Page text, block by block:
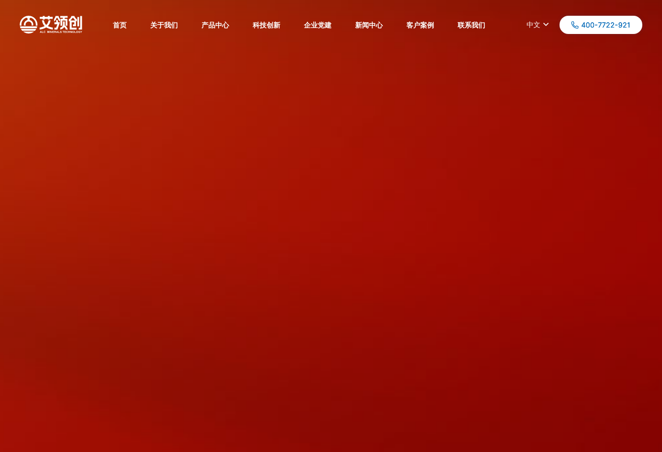
首页 关于我们 产品中心 科技创新 企业党建 新闻中心 客户案例 联系我们 中文 400-7722-921